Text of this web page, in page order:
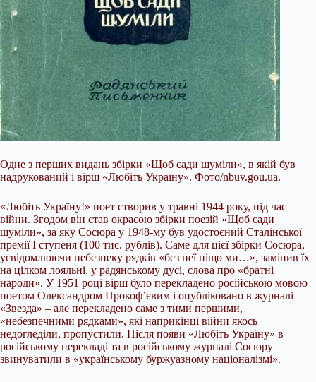
Одне з перших видань збірки «Щоб сади шуміли», в якій був
надрукований і вірш «Любіть Україну». Фото/nbuv.gou.ua.
«Любіть Україну!» поет створив у травні 1944 року, під час
війни. Згодом він став окрасою збірки поезій «Щоб сади
шуміли», за яку Сосюра у 1948-му був удостоєний Сталінської
премії І ступеня (100 тис. рублів). Саме для цієї збірки Сосюра,
усвідомлюючи небезпеку рядків «без неї ніщо ми…», замінив їх
на цілком лояльні, у радянському дусі, слова про «братні
народи». У 1951 році вірш було перекладено російською мовою
поетом Олександром Прокоф’євим і опубліковано в журналі
«Звезда» – але перекладено саме з тими першими,
«небезпечними рядками», які наприкінці війни якось
недогледіли, пропустили. Після появи «Любіть Україну» в
російському перекладі та в російському журналі Сосюру
звинуватили в «українському буржуазному націоналізмі».